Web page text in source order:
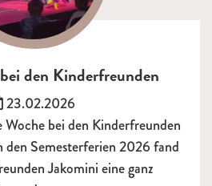
den Kinderfreunden
Veröffentlicht am:
23.02.2026
bei den Kinderfreunden
Semesterferien 2026 fand
Jakomini eine ganz